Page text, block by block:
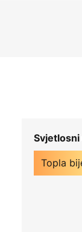
Svjetlosni
Topla